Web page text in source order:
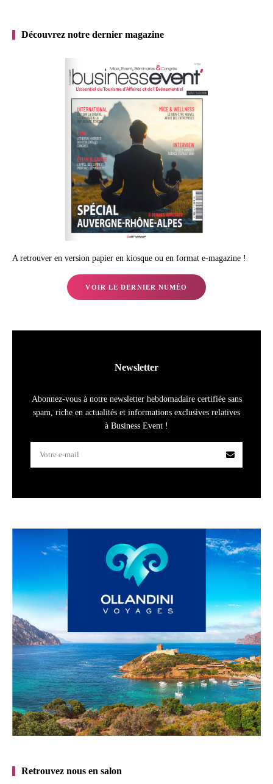
Découvrez notre dernier magazine
A retrouver en version papier en kiosque ou en format e-magazine !
VOIR LE DERNIER NUMÉO
Newsletter
Abonnez-vous à notre newsletter hebdomadaire certifiée sans
spam, riche en actualités et informations exclusives relatives
à Business Event !
Retrouvez nous en salon